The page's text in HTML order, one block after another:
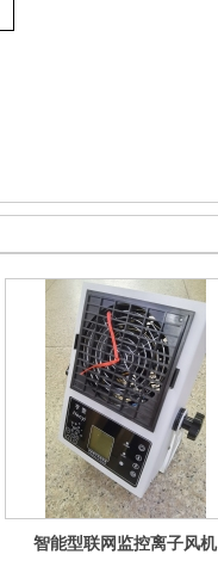
智能型联网监控离子风机